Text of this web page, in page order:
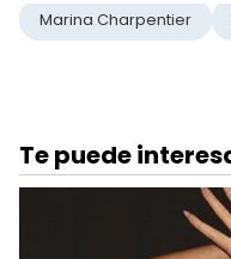
Marina Charpentier